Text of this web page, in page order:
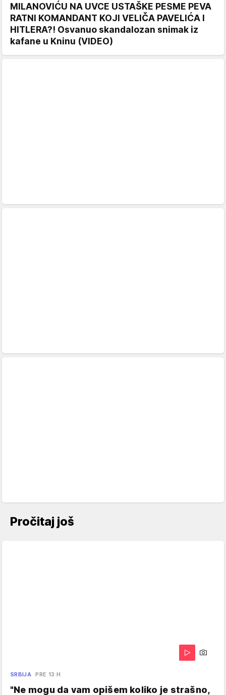
MILANOVIĆU NA UVCE USTAŠKE PESME PEVA
RATNI KOMANDANT KOJI VELIČA PAVELIĆA I
HITLERA?! Osvanuo skandalozan snimak iz
kafane u Kninu (VIDEO)
Pročitaj još
SRBIJA PRE 13 H
"Ne mogu da vam opišem koliko je strašno,